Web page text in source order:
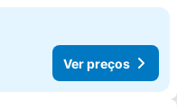
Ver preços